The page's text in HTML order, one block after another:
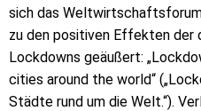
sich das
zu den positiven Effekten der
Lockdowns geäußert:
cities around the world“
Städte rund um die Welt.“).